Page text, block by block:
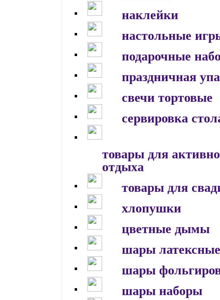
наклейки
настольные
подарочные
праздничная
свечи тортовые
сервировка
товары для
отдыха
товары для
хлопушки
цветные дымы
шары латексные
шары
шары наборы